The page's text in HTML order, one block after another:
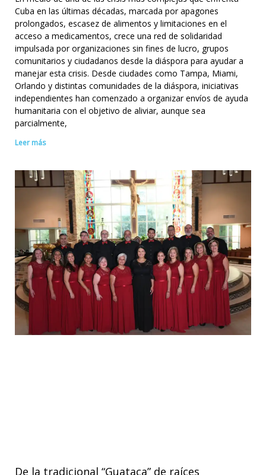
Cuba en las últimas décadas, marcada por apagones
prolongados, escasez de alimentos y limitaciones en el
acceso a medicamentos, crece una red de solidaridad
impulsada por organizaciones sin fines de lucro, grupos
comunitarios y ciudadanos desde la diáspora para ayudar a
manejar esta crisis. Desde ciudades como Tampa, Miami,
Orlando y distintas comunidades de la diáspora, iniciativas
independientes han comenzado a organizar envíos de ayuda
humanitaria con el objetivo de aliviar, aunque sea
parcialmente,
Leer más
De la tradicional “Guataca” de raíces